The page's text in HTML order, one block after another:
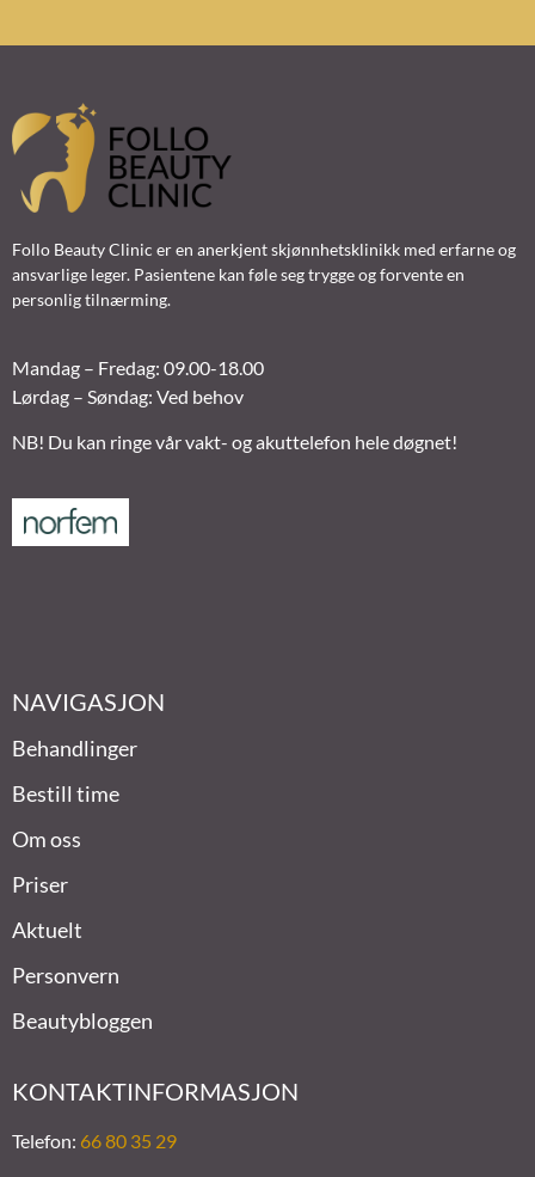
Follo Beauty Clinic er en anerkjent skjønnhetsklinikk med erfarne og
ansvarlige leger. Pasientene kan føle seg trygge og forvente en
personlig tilnærming.
Mandag – Fredag: 09.00-18.00
Lørdag – Søndag: Ved behov
NB! Du kan ringe vår vakt- og akuttelefon hele døgnet!
NAVIGASJON
Behandlinger
Bestill time
Om oss
Priser
Aktuelt
Personvern
Beautybloggen
KONTAKTINFORMASJON
Telefon: 66 80 35 29